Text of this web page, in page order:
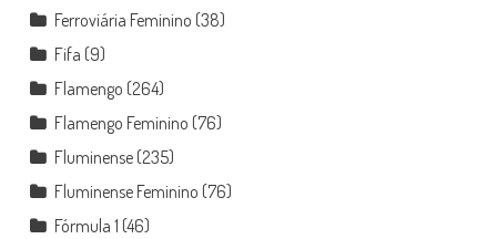
Ferroviária Feminino (38)
Fifa (9)
Flamengo (264)
Flamengo Feminino (76)
Fluminense(235)
Fluminense Feminino (76)
Fórmula 1 (46)